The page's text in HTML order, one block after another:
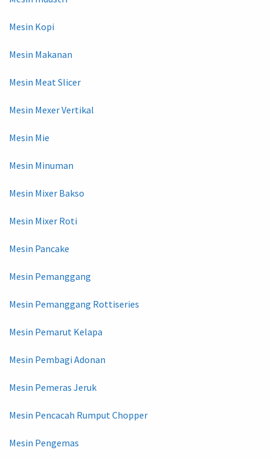
Mesin Kopi
Mesin Makanan
Mesin Meat Slicer
Mesin Mexer Vertikal
Mesin Mie
Mesin Minuman
Mesin Mixer Bakso
Mesin Mixer Roti
Mesin Pancake
Mesin Pemanggang
Mesin Pemanggang Rottiseries
Mesin Pemarut Kelapa
Mesin Pembagi Adonan
Mesin Pemeras Jeruk
Mesin Pencacah Rumput Chopper
Mesin Pengemas